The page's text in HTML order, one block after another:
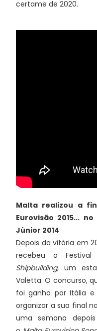
certame de 2020.
Malta realizou a
Eurovisão 2015...
Júnior 2014
Depois da vitória em
recebeu o
Shipbuilding, um
Valetta. O concurso,
foi ganho por Itália e
organizar a sua final
uma semana